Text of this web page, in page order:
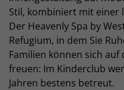
Stil, kombiniert mit einer
Der Heavenly Spa by
Refugium, in dem Sie
Familien können sich
freuen: Im Kinderclub
Jahren bestens betreut.